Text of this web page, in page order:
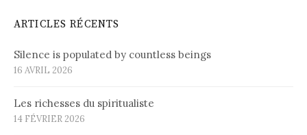
ARTICLES RÉCENTS
Silence is populated by countless beings
16 AVRIL 2026
Les richesses du spiritualiste
14 FÉVRIER 2026